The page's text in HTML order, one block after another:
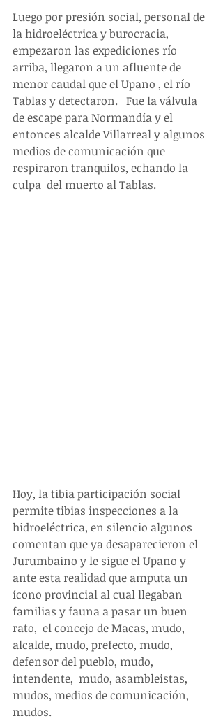
Luego por presión social, personal de
la hidroeléctrica y burocracia,
empezaron las expediciones río
arriba, llegaron a un afluente de
menor caudal que el Upano , el río
Tablas y detectaron.   Fue la válvula
de escape para Normandía y el
entonces alcalde Villarreal y algunos
medios de comunicación que
respiraron tranquilos, echando la
culpa  del muerto al Tablas.
Hoy, la tibia participación social
permite tibias inspecciones a la
hidroeléctrica, en silencio algunos
comentan que ya desaparecieron el
Jurumbaino y le sigue el Upano y
ante esta realidad que amputa un
ícono provincial al cual llegaban
familias y fauna a pasar un buen
rato,  el concejo de Macas, mudo,
alcalde, mudo, prefecto, mudo,
defensor del pueblo, mudo,
intendente,  mudo, asambleistas,
mudos, medios de comunicación,
mudos.